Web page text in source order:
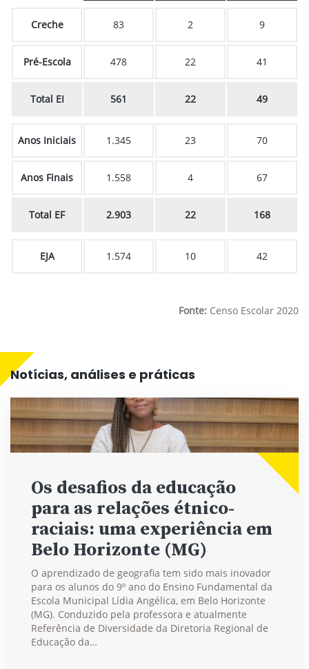
Creche 83 2 9
Pré-Escola 478 22 41
Total EI 561 22 49
Anos Iniciais 1.345 23 70
Anos Finais 1.558 4 67
Total EF 2.903 22 168
EJA 1.574 10 42
Fonte: Censo Escolar 2020
Notícias, análises e práticas
Os desafios da educação
para as relações étnico-
raciais: uma experiência em
Belo Horizonte (MG)
O aprendizado de geografia tem sido mais inovador
para os alunos do 9º ano do Ensino Fundamental da
Escola Municipal Lídia Angélica, em Belo Horizonte
(MG). Conduzido pela professora e atualmente
Referência de Diversidade da Diretoria Regional de
Educação da…